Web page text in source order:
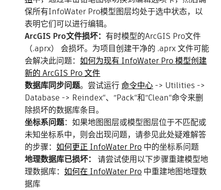
保所有InfoWater Pro模型图层均处于选中状态，以
表明它们可以进行编辑。
ArcGIS Pro文件损坏：有时模型的ArcGIS Pro文件
（.aprx） 会损坏。为项目创建干净的 .aprx 文件可能
会解决此问题：如何为现有 InfoWater Pro 模型创建
新的 ArcGIS Pro 文件
数据库同步问题。尝试运行命令中心 -> Utilities ->
Database -> Reindex“、”Pack“和”Clean“命令来删
除损坏的数据库条目。
坐标系问题：如果地图图层或模型图层位于不匹配或
未知坐标系中，则会出现问题，请参见此处疑难解答
的步骤：如何更正 InfoWater Pro 中的坐标系问题
地理数据库已损坏：
请尝试使用以下步骤重建模型地
理数据库：如何在 InfoWater Pro 中重建地图地理数
据库